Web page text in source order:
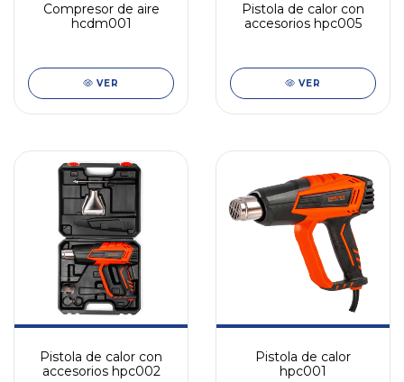
Compresor de aire
hcdm001
VER
Pistola de calor con
accesorios hpc005
VER
Pistola de calor con
accesorios hpc002
Pistola de calor
hpc001